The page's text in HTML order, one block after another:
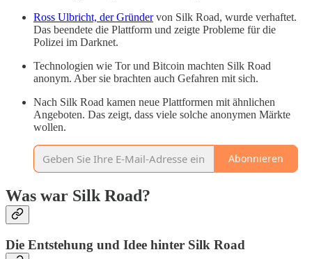
Ross Ulbricht, der Gründervon Silk Road, wurde verhaftet.
Das beendete die Plattform und zeigte Probleme für die
Polizei im Darknet.
Technologien wie Tor und Bitcoin machten Silk Road
anonym. Aber sie brachten auch Gefahren mit sich.
Nach Silk Road kamen neue Plattformen mit ähnlichen
Angeboten. Das zeigt, dass viele solche anonymen Märkte
wollen.
Abonnieren
Was war Silk Road?
Die Entstehung und Idee hinter Silk Road